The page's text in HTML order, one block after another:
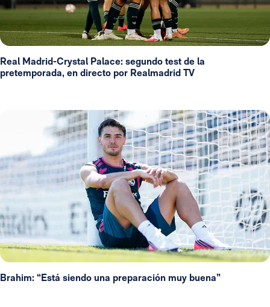
Real Madrid-Crystal Palace: segundo test de la
pretemporada, en directo por Realmadrid TV
Brahim: “Está siendo una preparación muy buena”